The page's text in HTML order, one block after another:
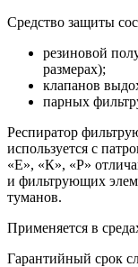
Средство защиты
резиновой
размерах);
клапанов
парных
Респиратор
используется с
«Е», «К», «Р»
и фильтрующих
туманов.
Применяется в
Гарантийный срок